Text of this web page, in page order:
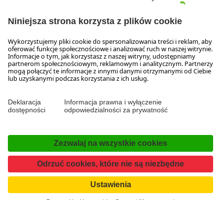
GODZINY OTWARCIA
Skontaktuj się z nami!
Deklaracja dostępności Kontakt
Instagram
TikTokPinterest